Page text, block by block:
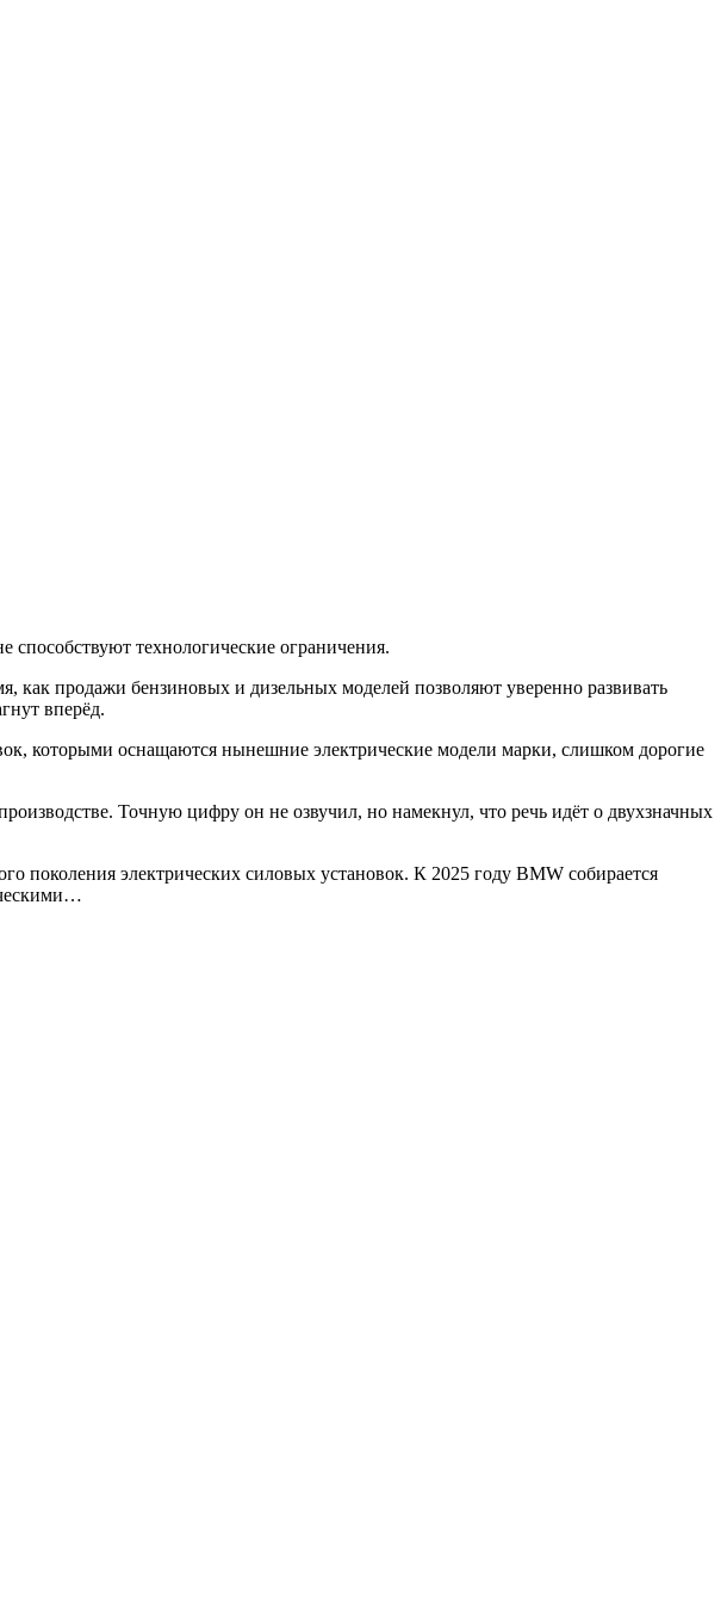
способствуют технологические ограничения.
продажи бензиновых и дизельных моделей позволяют уверенно развивать
вперёд.
которыми оснащаются нынешние электрические модели марки, слишком дорогие
Точную цифру он не озвучил, но намекнул, что речь идёт о двухзначных
поколения электрических силовых установок. К 2025 году BMW собирается